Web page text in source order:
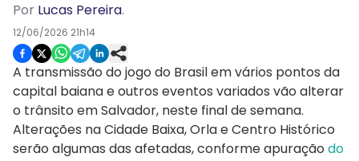
Por Lucas Pereira.
12/06/2026 21h14
A transmissão do jogo do Brasil em vários pontos da
capital baiana e outros eventos variados vão alterar
o trânsito em Salvador, neste final de semana.
Alterações na Cidade Baixa, Orla e Centro Histórico
serão algumas das afetadas, conforme apuração do